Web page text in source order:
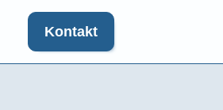
Kontakt